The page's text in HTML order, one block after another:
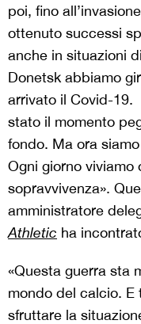
poi, fino
ottenuto successi
anche in situazioni
Donetsk abbiamo
arrivato il Covid-19.
stato il momento
fondo. Ma ora
Ogni giorno viviamo
sopravvivenza».
amministratore
Athletic ha
«Questa guerra sta
mondo del calcio.
sfruttare la